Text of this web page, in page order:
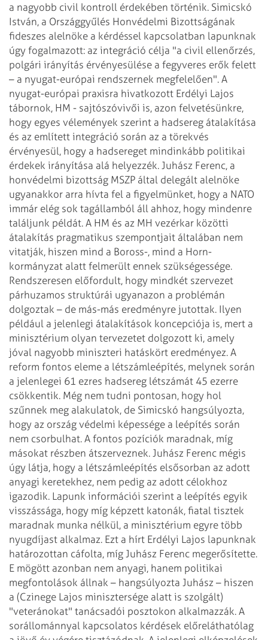
a nagyobb civil kontroll érdekében történik. Simicskó
István, a Országgyűlés Honvédelmi Bizottságának
fideszes alelnöke a kérdéssel kapcsolatban lapunknak
úgy fogalmazott: az integráció célja "a civil ellenőrzés,
polgári irányítás érvényesülése a fegyveres erők felett
– a nyugat-európai rendszernek megfelelően". A
nyugat-európai praxisra hivatkozott Erdélyi Lajos
tábornok, HM - sajtószóvivői is, azon felvetésünkre,
hogy egyes vélemények szerint a hadsereg átalakítása
és az említett integráció során az a törekvés
érvényesül, hogy a hadsereget mindinkább politikai
érdekek irányítása alá helyezzék. Juhász Ferenc, a
honvédelmi bizottság MSZP által delegált alelnöke
ugyanakkor arra hívta fel a figyelmünket, hogy a NATO
immár elég sok tagállamból áll ahhoz, hogy mindenre
találjunk példát. A HM és az MH vezérkar közötti
átalakítás pragmatikus szempontjait általában nem
vitatják, hiszen mind a Boross-, mind a Horn-
kormányzat alatt felmerült ennek szükségessége.
Rendszeresen előfordult, hogy mindkét szervezet
párhuzamos struktúrái ugyanazon a problémán
dolgoztak – de más-más eredményre jutottak. Ilyen
például a jelenlegi átalakítások koncepciója is, mert a
minisztérium olyan tervezetet dolgozott ki, amely
jóval nagyobb miniszteri hatáskört eredményez. A
reform fontos eleme a létszámleépítés, melynek során
a jelenlegei 61 ezres hadsereg létszámát 45 ezerre
csökkentik. Még nem tudni pontosan, hogy hol
szűnnek meg alakulatok, de Simicskó hangsúlyozta,
hogy az ország védelmi képessége a leépítés során
nem csorbulhat. A fontos pozíciók maradnak, míg
másokat részben átszerveznek. Juhász Ferenc mégis
úgy látja, hogy a létszámleépítés elsősorban az adott
anyagi keretekhez, nem pedig az adott célokhoz
igazodik. Lapunk információi szerint a leépítés egyik
visszássága, hogy míg képzett katonák, fiatal tisztek
maradnak munka nélkül, a minisztérium egyre több
nyugdíjast alkalmaz. Ezt a hírt Erdélyi Lajos lapunknak
határozottan cáfolta, míg Juhász Ferenc megerősítette.
E mögött azonban nem anyagi, hanem politikai
megfontolások állnak – hangsúlyozta Juhász – hiszen
a (Czinege Lajos minisztersége alatt is szolgált)
"veteránokat" tanácsadói posztokon alkalmazzák. A
sorállománnyal kapcsolatos kérdések előreláthatólag